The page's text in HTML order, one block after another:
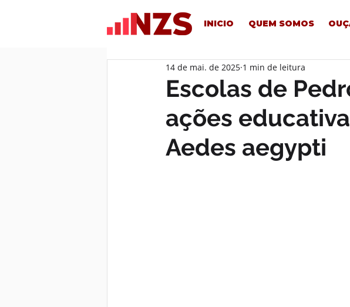
INICIO QUEM SOMOS
Escolas de
ações
Aedes aegypti
14 de mai. de 2025 1 min de leitura